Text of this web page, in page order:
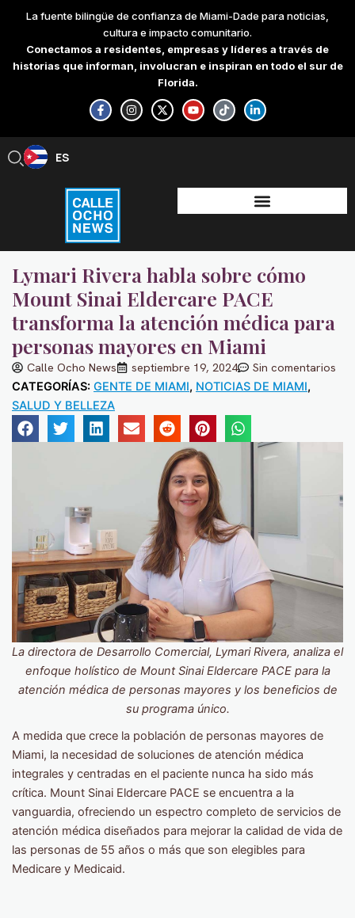
content
La fuente bilingüe de confianza de Miami-Dade para noticias,
cultura e impacto comunitario.
Conectamos a residentes, empresas y líderes a través de
historias que informan, involucran e inspiran en todo el sur de
Florida.
F
a
c
e
-
f
I
n
s
t
X
-
t
w
Y
o
u
t
T
i
k
t
L
i
n
k
-
i
n
ES
EN
Lymari Rivera habla sobre cómo
Mount Sinai Eldercare PACE
transforma la atención médica para
personas mayores en Miami
Calle Ocho News septiembre 19, 2024 Sin comentarios
CATEGORÍAS: GENTE DE MIAMI, NOTICIAS DE MIAMI,
SALUD Y BELLEZA
La directora de Desarrollo Comercial, Lymari Rivera, analiza el
enfoque holístico de Mount Sinai Eldercare PACE para la
atención médica de personas mayores y los beneficios de
su programa único.
A medida que crece la población de personas mayores de
Miami, la necesidad de soluciones de atención médica
integrales y centradas en el paciente nunca ha sido más
crítica. Mount Sinai Eldercare PACE se encuentra a la
vanguardia, ofreciendo un espectro completo de servicios de
atención médica diseñados para mejorar la calidad de vida de
las personas de 55 años o más que son elegibles para
Medicare y Medicaid.